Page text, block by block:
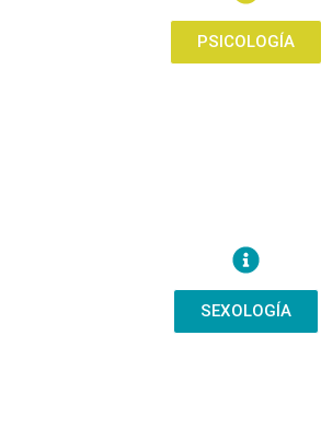
PSICOLOGÍA
SEXOLOGÍA